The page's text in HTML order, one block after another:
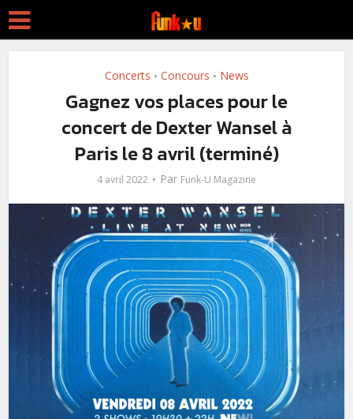
Concerts • Concours • News
Gagnez vos places pour le
concert de Dexter Wansel à
Paris le 8 avril (terminé)
4 avril 2022 Par Funk-U Magazine